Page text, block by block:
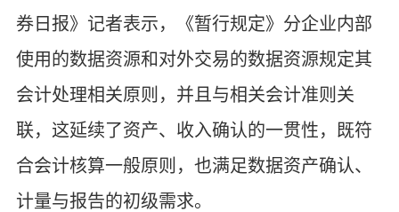
券日报》记者表示，《暂行规定》分企业内部
使用的数据资源和对外交易的数据资源规定其
会计处理相关原则，并且与相关会计准则关
联，这延续了资产、收入确认的一贯性，既符
合会计核算一般原则，也满足数据资产确认、
计量与报告的初级需求。